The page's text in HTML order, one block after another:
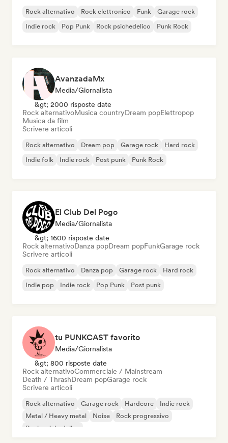
Rock alternativo Rock elettronico Funk
Garage rock
Indie rock
Pop Punk Rock psichedelico Punk Rock
AvanzadaMx
Media/Giornalista
&gt; 2000 risposte date
Rock alternativoMusica countryDream popElettropop
Musica da film
Scrivere articoli
Rock alternativo Dream pop Garage rock
Hard rock
Indie folk
Indie rock Post punk Punk Rock
El Club Del Pogo
Media/Giornalista
&gt; 1600 risposte date
Rock alternativoDanza popDream popFunkGarage rock
Scrivere articoli
Rock alternativo Danza pop Garage rock
Hard rock
Indie pop
Indie rock Pop Punk Post punk
tu PUNKCAST favorito
Media/Giornalista
&gt; 800 risposte date
Rock alternativoCommerciale / Mainstream
Death / ThrashDream popGarage rock
Scrivere articoli
Rock alternativo Garage rock Hardcore
Indie rock
Metal / Heavy metal
Noise
Rock progressivo
Rock psichedelico